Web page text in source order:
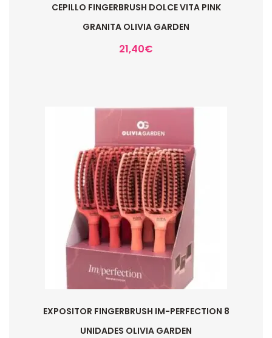
CEPILLO FINGERBRUSH DOLCE VITA PINK
GRANITA OLIVIA GARDEN
21,40€
EXPOSITOR FINGERBRUSH IM-PERFECTION 8
UNIDADES OLIVIA GARDEN